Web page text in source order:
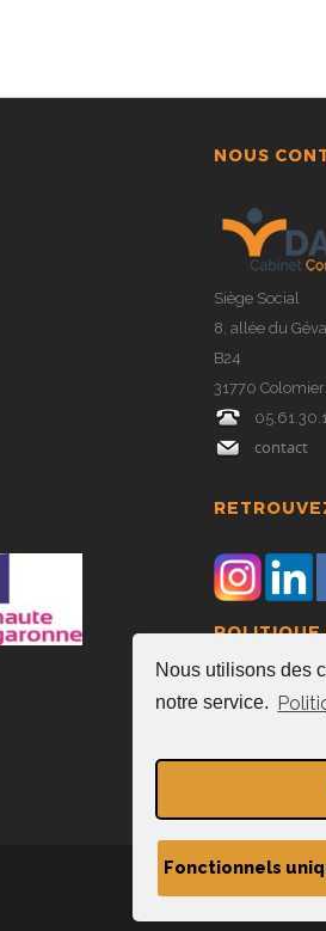
Nous utilisons des
notre service.
Fonctionnels
NOUS
Siège Social
8, allée du
B24
31770
contact
POLITIQUE
Politique de
Mentions